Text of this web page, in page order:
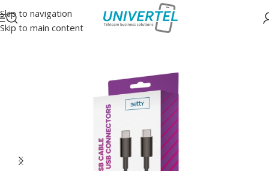
Skip to navigation
Skip to main content
Accueil/Accessoires